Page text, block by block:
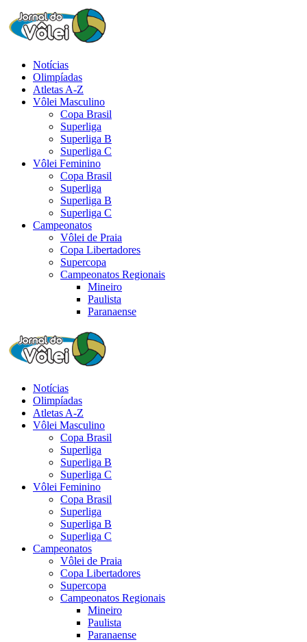
Notícias
Olimpíadas
Atletas A-Z
Vôlei Masculino
Copa Brasil
Superliga
Superliga B
Superliga C
Vôlei Feminino
Copa Brasil
Superliga
Superliga B
Superliga C
Campeonatos
Vôlei de Praia
Copa Libertadores
Supercopa
Campeonatos Regionais
Mineiro
Paulista
Paranaense
Notícias
Olimpíadas
Atletas A-Z
Vôlei Masculino
Copa Brasil
Superliga
Superliga B
Superliga C
Vôlei Feminino
Copa Brasil
Superliga
Superliga B
Superliga C
Campeonatos
Vôlei de Praia
Copa Libertadores
Supercopa
Campeonatos Regionais
Mineiro
Paulista
Paranaense